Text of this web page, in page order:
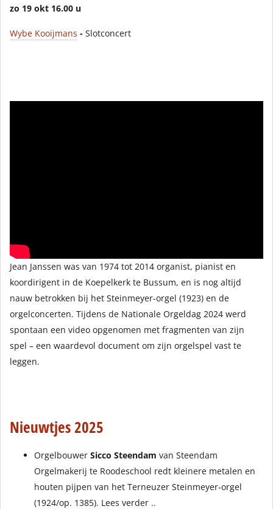
zo 19 okt 16.00 u
Wybe Kooijmans - Slotconcert
Jean Janssen was van 1974 tot 2014 organist, pianist en
koordirigent in de Koepelkerk te Bussum, en is nog altijd
nauw betrokken bij het Steinmeyer-orgel (1923) en de
orgelconcerten. Tijdens de Nationale Orgeldag 2024 werd
spontaan een video opgenomen met fragmenten van zijn
spel – een waardevol document om zijn orgelspel vast te
leggen.
Nieuwtjes 2025
Orgelbouwer Sicco Steendam van Steendam
Orgelmakerij te Roodeschool redt kleinere metalen en
houten pijpen van het Terneuzer Steinmeyer-orgel
(1924/op. 1385). Lees verder ..